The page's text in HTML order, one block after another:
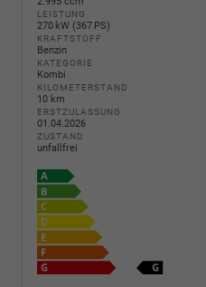
LEISTUNG
270 kW (367 PS)
KRAFTSTOFF
Benzin
KATEGORIE
Kombi
KILOMETERSTAND
10 km
ERSTZULASSUNG
01.04.2026
ZUSTAND
unfallfrei